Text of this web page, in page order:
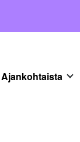
Ajankohtaista